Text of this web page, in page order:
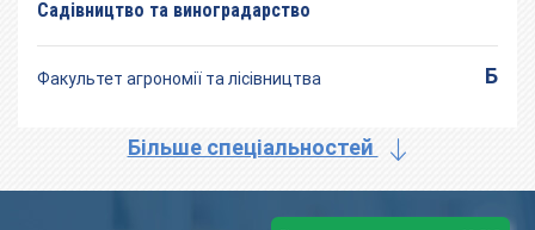
Садівництво та виноградарство
Факультет агрономії та лісівництва Б
Більше спеціальностей